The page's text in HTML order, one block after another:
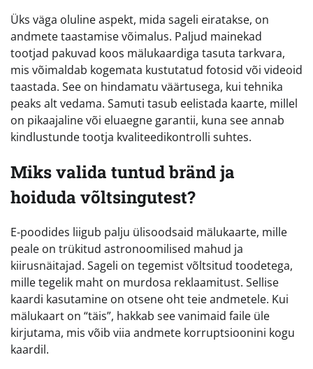
Üks väga oluline aspekt, mida sageli eiratakse, on
andmete taastamise võimalus. Paljud mainekad
tootjad pakuvad koos mälukaardiga tasuta tarkvara,
mis võimaldab kogemata kustutatud fotosid või videoid
taastada. See on hindamatu väärtusega, kui tehnika
peaks alt vedama. Samuti tasub eelistada kaarte, millel
on pikaajaline või eluaegne garantii, kuna see annab
kindlustunde tootja kvaliteedikontrolli suhtes.
Miks valida tuntud bränd ja
hoiduda võltsingutest?
E-poodides liigub palju ülisoodsaid mälukaarte, mille
peale on trükitud astronoomilised mahud ja
kiirusnäitajad. Sageli on tegemist võltsitud toodetega,
mille tegelik maht on murdosa reklaamitust. Sellise
kaardi kasutamine on otsene oht teie andmetele. Kui
mälukaart on “täis”, hakkab see vanimaid faile üle
kirjutama, mis võib viia andmete korruptsioonini kogu
kaardil.